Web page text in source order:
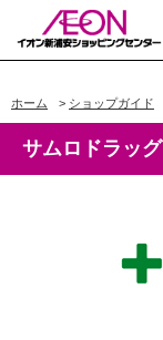
ホーム > ショップガイド
サムロドラッグ